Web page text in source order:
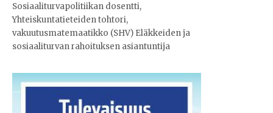
Sosiaaliturvapolitiikan dosentti,
Yhteiskuntatieteiden tohtori,
vakuutusmatemaatikko (SHV) Eläkkeiden ja
sosiaaliturvan rahoituksen asiantuntija